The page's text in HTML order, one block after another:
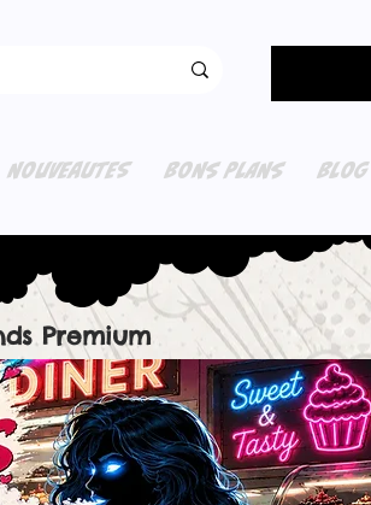
NOUVEAUTES BONS PLANS BLOG
Premium